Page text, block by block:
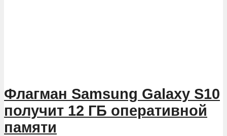
Флагман Samsung Galaxy S10
получит 12 ГБ оперативной
памяти